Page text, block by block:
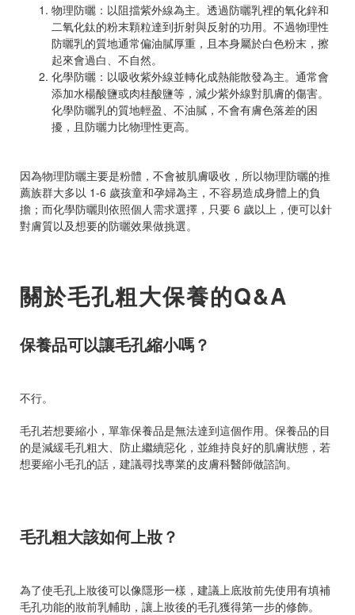
物理防曬：以阻擋紫外線為主。透過防曬乳裡的氧化鋅和
二氧化鈦的粉末顆粒達到折射與反射的功用。不過物理性
防曬乳的質地通常偏油膩厚重，且本身屬於白色粉末，擦
起來會過白、不自然。
化學防曬：以吸收紫外線並轉化成熱能散發為主。通常會
添加水楊酸鹽或肉桂酸鹽等，減少紫外線對肌膚的傷害。
化學防曬乳的質地輕盈、不油膩，不會有膚色落差的困
擾，且防曬力比物理性更高。
因為物理防曬主要是粉體，不會被肌膚吸收，所以物理防曬的推
薦族群大多以 1-6 歲孩童和孕婦為主，不容易造成身體上的負
擔；而化學防曬則依照個人需求選擇，只要 6 歲以上，便可以針
對膚質以及想要的防曬效果做挑選。
關於毛孔粗大保養的Q&A
保養品可以讓毛孔縮小嗎？
不行。
毛孔若想要縮小，單靠保養品是無法達到這個作用。保養品的目
的是減緩毛孔粗大、防止繼續惡化，並維持良好的肌膚狀態，若
想要縮小毛孔的話，建議尋找專業的皮膚科醫師做諮詢。
毛孔粗大該如何上妝？
為了使毛孔上妝後可以像隱形一樣，建議上底妝前先使用有填補
毛孔功能的妝前乳輔助，讓上妝後的毛孔獲得第一步的修飾。